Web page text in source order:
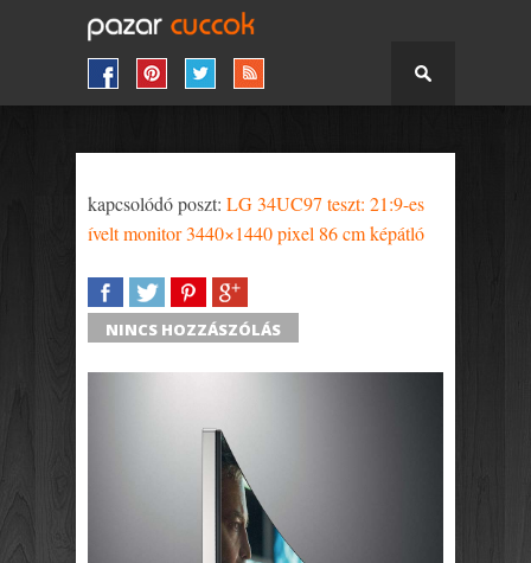
kapcsolódó poszt: LG 34UC97 teszt: 21:9-es
ívelt monitor 3440×1440 pixel 86 cm képátló
SHARETWEETSHARESHARE
NINCS HOZZÁSZÓLÁS